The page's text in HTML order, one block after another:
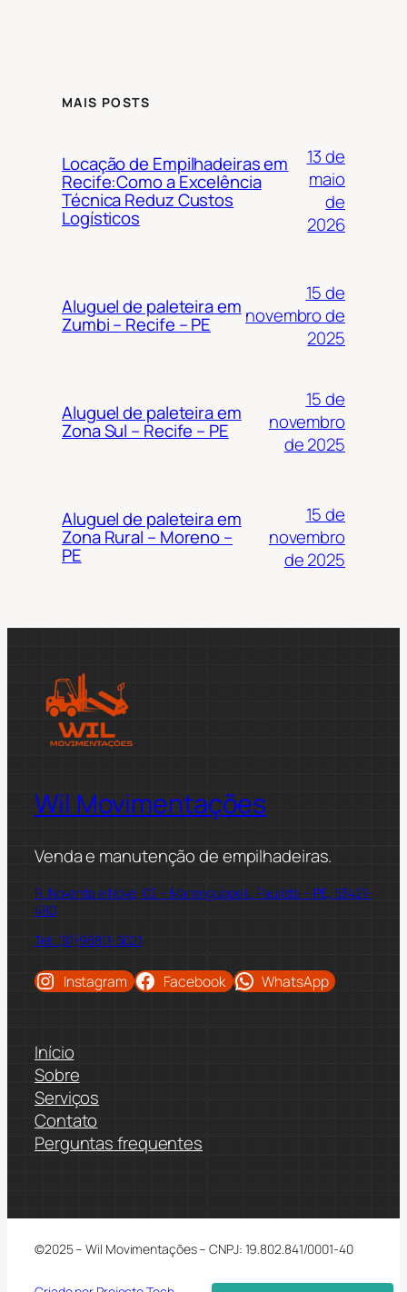
MAIS POSTS
Locação de Empilhadeiras em
Recife:Como a Excelência
Técnica Reduz Custos
Logísticos
13 de
maio
de
2026
Aluguel de paleteira em
Zumbi – Recife – PE
15 de
novembro de
2025
Aluguel de paleteira em
Zona Sul – Recife – PE
15 de
novembro
de 2025
Aluguel de paleteira em
Zona Rural – Moreno –
PE
15 de
novembro
de 2025
Wil Movimentações
Venda e manutenção de empilhadeiras.
R. Noventa e Nove, 02 – Maranguape II, Paulista – PE, 53421-
480
Tel: (81)98811-5021
Instagram Facebook WhatsApp
Início
Sobre
Serviços
Contato
Perguntas frequentes
©2025 – Wil Movimentações – CNPJ: 19.802.841/0001-40